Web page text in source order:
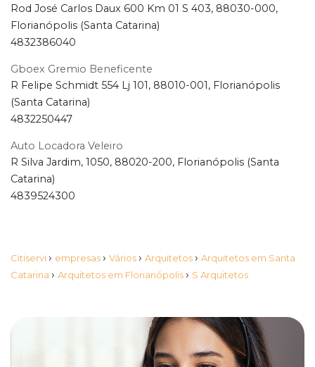
Rod José Carlos Daux 600 Km 01 S 403, 88030-000,
Florianópolis (Santa Catarina)
4832386040
Gboex Gremio Beneficente
R Felipe Schmidt 554 Lj 101, 88010-001, Florianópolis
(Santa Catarina)
4832250447
Auto Locadora Veleiro
R Silva Jardim, 1050, 88020-200, Florianópolis (Santa
Catarina)
4839524300
Citiservi › empresas › Vários › Arquitetos › Arquitetos em Santa
Catarina › Arquitetos em Florianópolis › S Arquitetos